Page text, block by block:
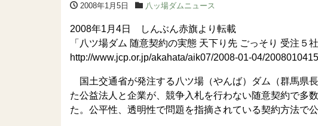
2008年1月5日 八ッ場ダムニュース
2008年1月4日 しんぶん赤旗より転載
「八ツ場ダム 随意契約の実態 天下り先 ごっそり 受注５
http://www.jcp.or.jp/akahata/aik07/2008-01-04/
国土交通省が発注する八ツ場（やんば）ダム（群馬県
た公益法人と企業が、競争入札を行わない随意契約で多
た。公平性、透明性で問題を指摘されている契約方法で